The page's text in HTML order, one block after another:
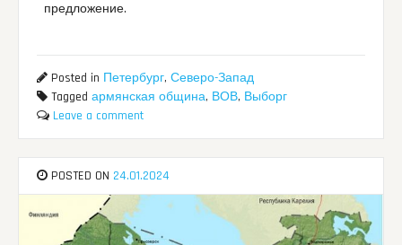
предложение.
Posted in Петербург,Северо-Запад
Taggedармянская община, ВОВ, Выборг
Leave a comment
POSTED ON 24.01.2024